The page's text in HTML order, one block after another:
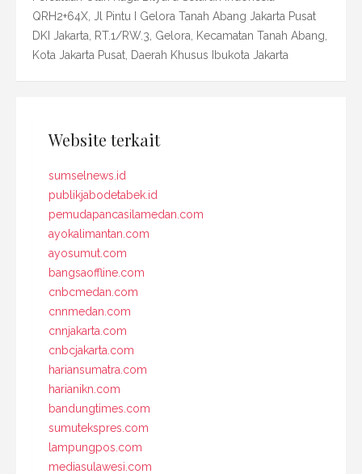
QRH2+64X, Jl Pintu I Gelora Tanah Abang Jakarta Pusat
DKI Jakarta, RT.1/RW.3, Gelora, Kecamatan Tanah Abang,
Kota Jakarta Pusat, Daerah Khusus Ibukota Jakarta
Website terkait
sumselnews.id
publikjabodetabek.id
pemudapancasilamedan.com
ayokalimantan.com
ayosumut.com
bangsaoffline.com
cnbcmedan.com
cnnmedan.com
cnnjakarta.com
cnbcjakarta.com
hariansumatra.com
harianikn.com
bandungtimes.com
sumutekspres.com
lampungpos.com
mediasulawesi.com